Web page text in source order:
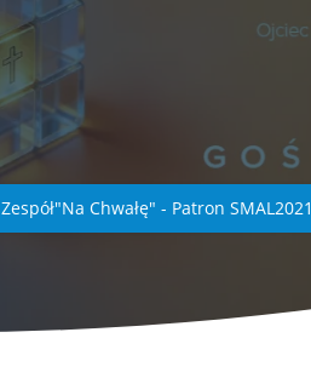
Zespół"Na Chwałę" - Patron SMAL2021